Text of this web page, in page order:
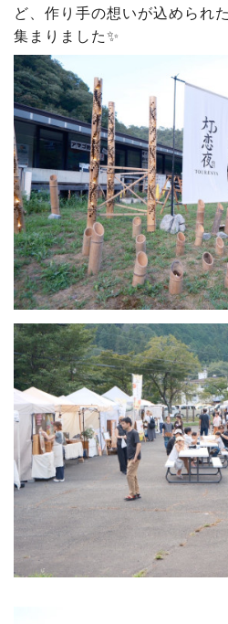
ど、作り手の想いが込められ
集まりました✨